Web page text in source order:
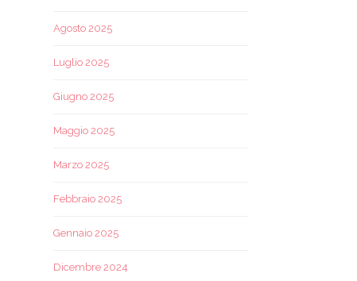
Agosto 2025
Luglio 2025
Giugno 2025
Maggio 2025
Marzo 2025
Febbraio 2025
Gennaio 2025
Dicembre 2024